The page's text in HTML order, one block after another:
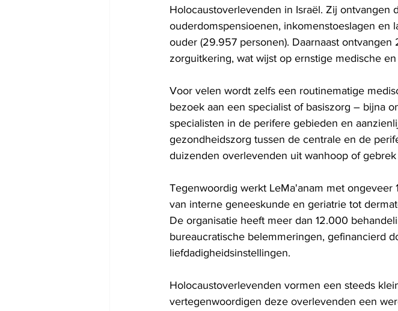
Holocaustoverlevenden in Israël. Zij ontvangen
ouderdomspensioenen, inkomenstoeslagen en
ouder (29.957 personen). Daarnaast
zorguitkering, wat wijst op ernstige medische
Voor velen wordt zelfs een routinematige
bezoek aan een specialist of basiszorg – bijna
specialisten in de perifere gebieden en
gezondheidszorg tussen de centrale en de
duizenden overlevenden uit wanhoop of
Tegenwoordig werkt LeMa'anam met
van interne geneeskunde en geriatrie tot
De organisatie heeft meer dan 12.000
bureaucratische belemmeringen, gefinancierd
liefdadigheidsinstellingen.
Holocaustoverlevenden vormen een steeds
vertegenwoordigen deze overlevenden een